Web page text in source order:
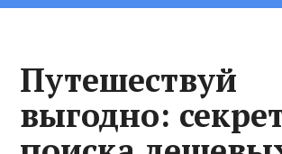
Путешествуй
выгодно: